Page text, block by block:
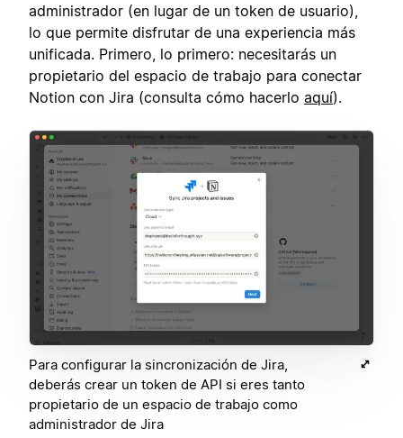
administrador (en lugar de un token de usuario),
lo que permite disfrutar de una experiencia más
unificada. Primero, lo primero: necesitarás un
propietario del espacio de trabajo para conectar
Notion con Jira (consulta cómo hacerlo aquí).
Para configurar la sincronización de Jira,
deberás crear un token de API si eres tanto
propietario de un espacio de trabajo como
administrador de Jira